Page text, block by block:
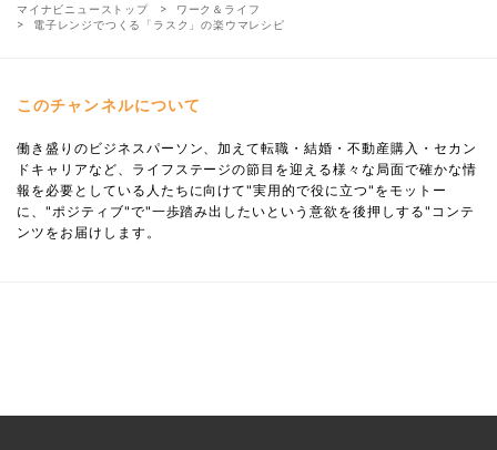
マイナビニューストップ
ワーク＆ライフ
電子レンジでつくる「ラスク」の楽ウマレシピ
このチャンネルについて
働き盛りのビジネスパーソン、加えて転職・結婚・不動産購入・セカン
ドキャリアなど、ライフステージの節目を迎える様々な局面で確かな情
報を必要としている人たちに向けて"実用的で役に立つ"をモットー
に、"ポジティブ"で"一歩踏み出したいという意欲を後押しする"コンテ
ンツをお届けします。